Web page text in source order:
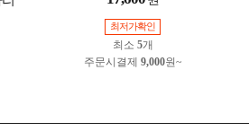
최저가확인
최소 5개
주문시결제 9,000원~